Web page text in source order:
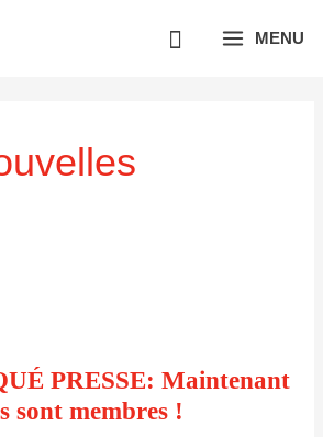
MENU
PRESSE: Maintenant
sont membres !